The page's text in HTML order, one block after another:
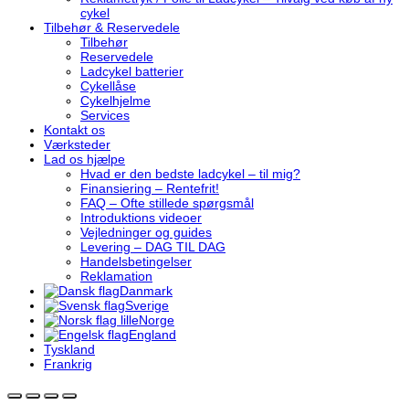
cykel
Tilbehør & Reservedele
Tilbehør
Reservedele
Ladcykel batterier
Cykellåse
Cykelhjelme
Services
Kontakt os
Værksteder
Lad os hjælpe
Hvad er den bedste ladcykel – til mig?
Finansiering – Rentefrit!
FAQ – Ofte stillede spørgsmål
Introduktions videoer
Vejledninger og guides
Levering – DAG TIL DAG
Handelsbetingelser
Reklamation
Danmark
Sverige
Norge
England
Tyskland
Frankrig